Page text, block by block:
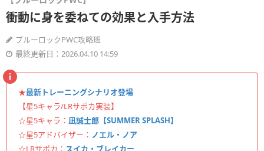
衝動に身を委ねての効果と入手方法
ブルーロックPWC攻略班
最終更新日：2026.04.10 14:59
★最新トレーニングシナリオ登場
【星5キャラ/LRサポカ実装】
☆星5キャラ： 凪誠士郎【SUMMER SPLASH】
☆星5アドバイザー： ノエル・ノア
☆LRサポカ： スイカ・ブレイカー